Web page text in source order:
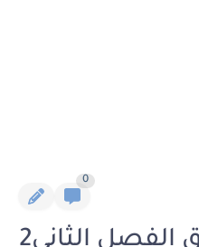
0
رواية مزيج العشق الفصل الثاني2